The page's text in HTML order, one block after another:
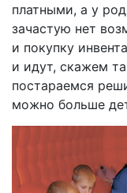
платными, а у
зачастую нет
и покупку
и идут, скажем
постараемся
можно больше